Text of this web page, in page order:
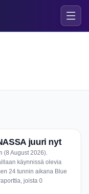
juuri nyt
(8 August 2026).
käynnissä olevia
24 tunnin aikana Blue
joista 0